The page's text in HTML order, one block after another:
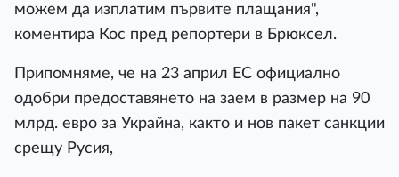
можем да изплатим първите плащания",
коментира Кос пред репортери в Брюксел.
Припомняме, че на 23 април ЕС официално
одобри предоставянето на заем в размер на 90
млрд. евро за Украйна, както и нов пакет санкции
срещу Русия,